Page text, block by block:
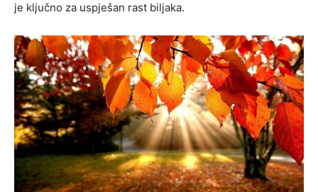
je ključno za uspješan rast biljaka.